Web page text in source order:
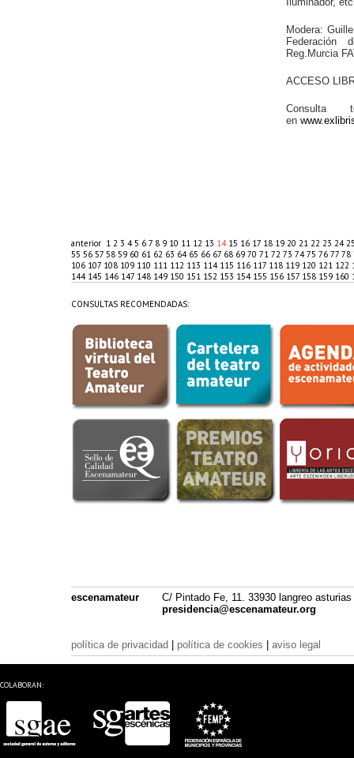
Modera:
Federación
Reg.Murcia
ACCESO
Consulta
en
anterior 1 2 3 45 6 7 8 9 10 11 12 13 14 15 16 17 18 19 20 21 22 23 24
55 56 57 58 59 60 61 62 63 64 65 66 67 68 69 70 71 72 73 7475 76 77 78
106 107 108 109 110 111 112 113 114 115 116 117 118 119 120 121 122
144 145 146 147 148 149 150 151 152 153 154 155 156 157 158 159 160
CONSULTAS RECOMENDADAS:
escenamateur
C/ Pintado Fe, 11. 33930 langreo asturias
presidencia@escenamateur.org
política de privacidad política de cookies aviso legal
COLABORAN: